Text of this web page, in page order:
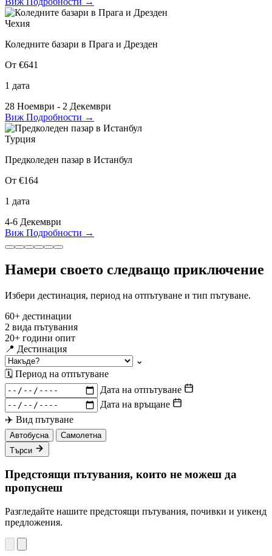
Чехия
Коледните базари в Прага и Дрезден
От €641
1 дата
28 Ноември - 2 Декември
Виж Подробности →
Турция
Предколеден пазар в Истанбул
От €164
1 дата
4-6 Декември
Виж Подробности →
Намери своето следващо приключение
Избери дестинация, период на отпътуване и тип пътуване.
60+ дестинации
2 вида пътувания
20+ години опит
📍 Дестинация
⌄
🗓 Период на отпътуване
Дата на отпътуване
Дата на връщане
✈️ Вид пътуване
Автобусна
Самолетна
Търси
Предстоящи пътувания, които не можеш да
пропуснеш
Разгледайте нашите предстоящи пътувания, почивки и уикенд
предложения.